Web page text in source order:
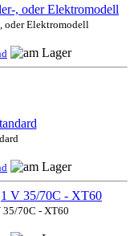
oder Elektromodell
35/70C - XT60